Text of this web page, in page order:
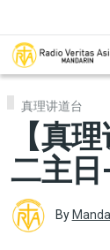
真理讲道台
【真
二主
By